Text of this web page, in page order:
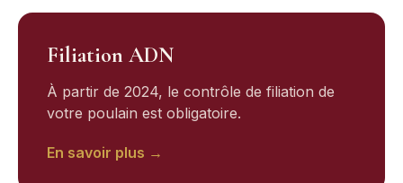
Filiation ADN
À partir de 2024, le contrôle de filiation de
votre poulain est obligatoire.
En savoir plus →